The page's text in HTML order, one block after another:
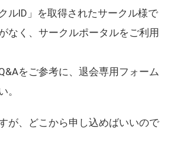
ルID」を取得されたサークル様で
なく、サークルポータルをご利用
をご参考に、退会専用フォーム
。
が、どこから申し込めばいいので